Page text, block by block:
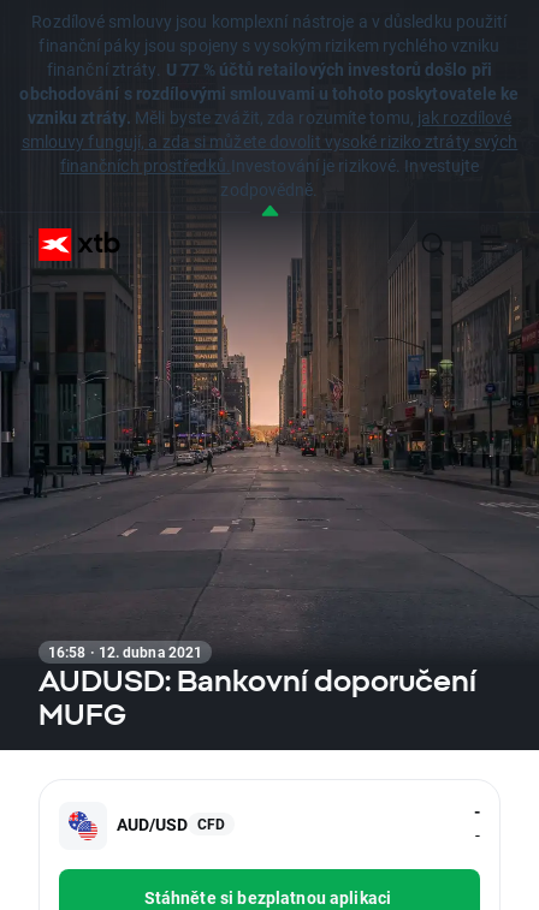
Rozdílové smlouvy jsou komplexní nástroje a v důsledku použití
finanční páky jsou spojeny s vysokým rizikem rychlého vzniku
finanční ztráty. U 77 % účtů retailových investorů došlo při
obchodování s rozdílovými smlouvami u tohoto poskytovatele ke
vzniku ztráty. Měli byste zvážit, zda rozumíte tomu, jak rozdílové
smlouvy fungují, a zda si můžete dovolit vysoké riziko ztráty svých
finančních prostředků.Investování je rizikové. Investujte
zodpovědně.
16:58 · 12. dubna 2021
AUDUSD: Bankovní doporučení
MUFG
AUD/USD CFD
-
-
Stáhněte si bezplatnou aplikaci